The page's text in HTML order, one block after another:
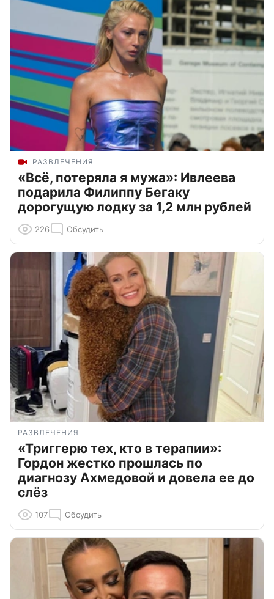
РАЗВЛЕЧЕНИЯ
«Всё, потеряла я мужа»: Ивлеева
подарила Филиппу Бегаку
дорогущую лодку за 1,2 млн рублей
226 Обсудить
РАЗВЛЕЧЕНИЯ
«Триггерю тех, кто в терапии»:
Гордон жестко прошлась по
диагнозу Ахмедовой и довела ее до
слёз
107 Обсудить